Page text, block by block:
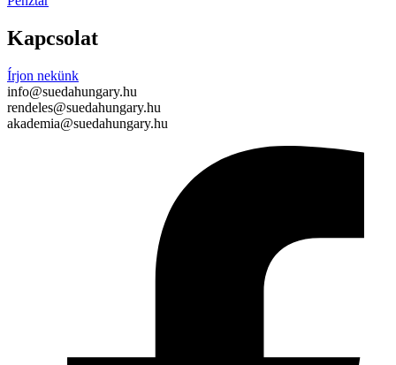
Kapcsolat
Írjon nekünk
info@suedahungary.hu
rendeles@suedahungary.hu
akademia@suedahungary.hu